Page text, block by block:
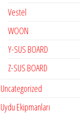
Vestel
WOON
Y-SUS BOARD
Z-SUS BOARD
Uncategorized
Uydu Ekipmanları